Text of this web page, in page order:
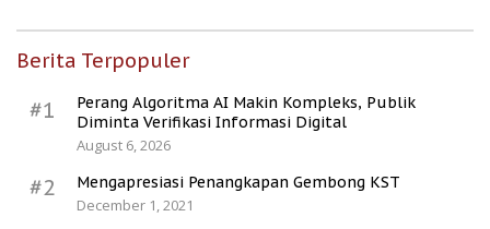
Berita Terpopuler
#1
Perang Algoritma AI Makin Kompleks, Publik
Diminta Verifikasi Informasi Digital
August 6, 2026
#2
Mengapresiasi Penangkapan Gembong KST
December 1, 2021